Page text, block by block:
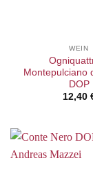
WEIN
Montepulciano
DOP
12,40